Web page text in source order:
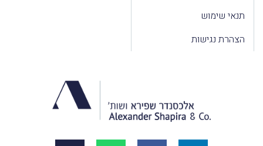
תנאי שימוש
הצהרת נגישות